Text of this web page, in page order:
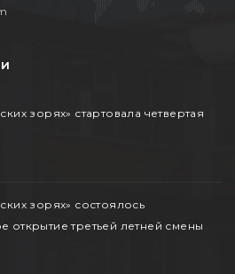
зорях» стартовала четвертая
зорях» состоялось
открытие третьей летней смены